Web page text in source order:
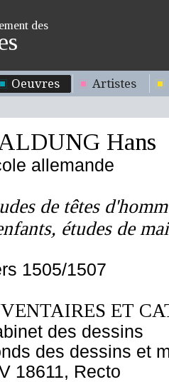
des
Oeuvres Artistes
Hans
allemande
de têtes
études de
1505/1507
ET
des dessins
des dessins et
18611, Recto